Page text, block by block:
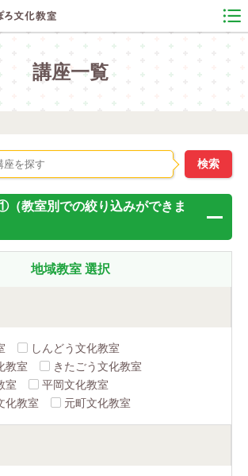
講座一覧
（教室別での絞り込みができま
地域教室 選択
しんどう文化教室
教室
きたごう文化教室
室
平岡文化教室
化教室
元町文化教室